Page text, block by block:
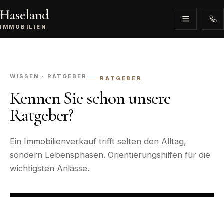
Haseland
IMMOBILIEN
WISSEN · RATGEBER RATGEBER
Kennen Sie schon unsere
Ratgeber?
Ein Immobilienverkauf trifft selten den Alltag,
sondern Lebensphasen. Orientierungshilfen für die
wichtigsten Anlässe.